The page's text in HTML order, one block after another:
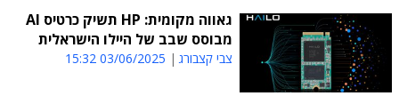
גאווה מקומית: HP תשיק כרטיס AI
מבוסס שבב של היילו הישראלית
צבי קצבורג 03/06/2025 15:32